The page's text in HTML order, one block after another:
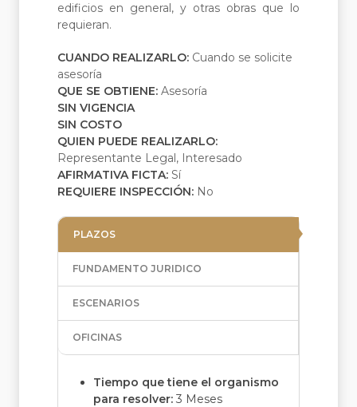
edificios en general, y otras obras que lo
requieran.
CUANDO REALIZARLO: Cuando se solicite
asesoría
QUE SE OBTIENE: Asesoría
SIN VIGENCIA
SIN COSTO
QUIEN PUEDE REALIZARLO:
Representante Legal, Interesado
AFIRMATIVA FICTA: Sí
REQUIERE INSPECCIÓN: No
PLAZOS
FUNDAMENTO JURIDICO
ESCENARIOS
OFICINAS
Tiempo que tiene el organismo
para resolver: 3 Meses